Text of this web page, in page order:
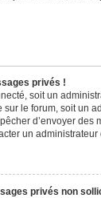
privés !
soit un
le forum, soit un
d’envoyer des
un administrateur
privés non